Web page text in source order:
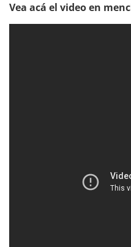
Vea acá el video en